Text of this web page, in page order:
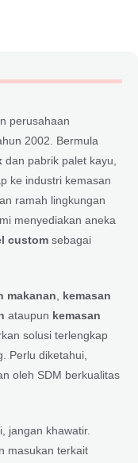
perusahaan
2002. Bermula
dan pabrik palet kayu,
ke industri kemasan
ramah lingkungan
menyediakan aneka
custom sebagai
makanan
kemasan
ataupun kemasan
solusi terlengkap
Perlu diketahui,
oleh SDM berkualitas
jangan khawatir.
masukan terkait